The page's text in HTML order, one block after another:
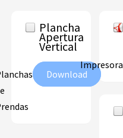
Plancha
Apertura
Vertical
Download
Impresora